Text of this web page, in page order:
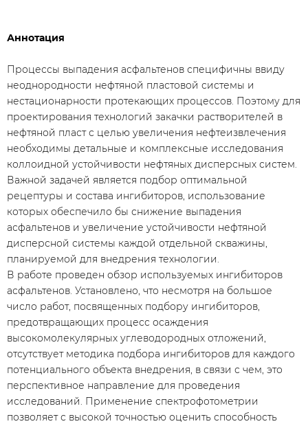
Аннотация
Процессы выпадения асфальтенов специфичны ввиду
неоднородности нефтяной пластовой системы и
нестационарности протекающих процессов. Поэтому для
проектирования технологий закачки растворителей в
нефтяной пласт с целью увеличения нефтеизвлечения
необходимы детальные и комплексные исследования
коллоидной устойчивости нефтяных дисперсных систем.
Важной задачей является подбор оптимальной
рецептуры и состава ингибиторов, использование
которых обеспечило бы снижение выпадения
асфальтенов и увеличение устойчивости нефтяной
дисперсной системы каждой отдельной скважины,
планируемой для внедрения технологии.
В работе проведен обзор используемых ингибиторов
асфальтенов. Установлено, что несмотря на большое
число работ, посвященных подбору ингибиторов,
предотвращающих процесс осаждения
высокомолекулярных углеводородных отложений,
отсутствует методика подбора ингибиторов для каждого
потенциального объекта внедрения, в связи с чем, это
перспективное направление для проведения
исследований. Применение спектрофотометрии
позволяет с высокой точностью оценить способность